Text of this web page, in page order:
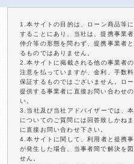
1.本サイトの目的は、ローン商品等
することにあり、当社は、提携事業
仲介等の形態を問わず、提携事業者
るものではありません。
2.本サイトに掲載される他の事業者
注意を払っていますが、金利、手数
保証するものではございません。ロ
提供する事業者に直接お問い合わせ
い。
3.当社及び当社アドバイザーでは、
についてのご質問には回答致しかね
に直接お問い合わせ下さい。
4.本サイトに関して、利用者と提携
が発生した場合、当事者間で解決を
せん。